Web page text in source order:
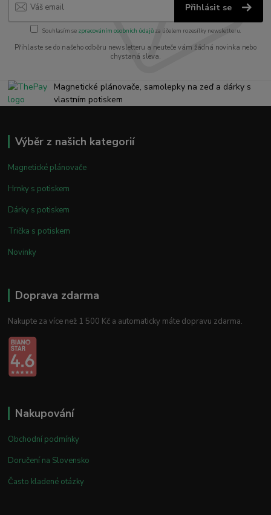
Přihlásit se
Souhlasím se zpracováním osobních údajůza účelem rozesílky newsletteru.
Přihlaste se do našeho odběru newsletteru a neuteče vám žádná novinka nebo
chystaná sleva.
Magnetické plánovače, samolepky na zeď a dárky s
vlastním potiskem
Výběr z našich kategorií
Magnetické plánovače
Hrnky s potiskem
Dárky s potiskem
Trička s potiskem
Novinky
Doprava zdarma
Nakupte za více než 1 500 Kč a automaticky máte dopravu zdarma.
Nakupování
Obchodní podmínky
Doručení na Slovensko
Často kladené otázky